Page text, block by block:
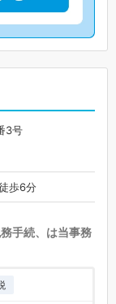
3号
歩6分
手続、は当事務